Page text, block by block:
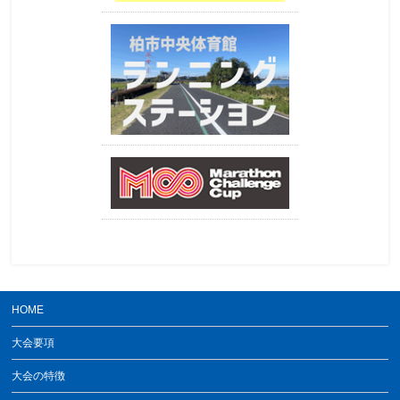
HOME
大会要項
大会の特徴